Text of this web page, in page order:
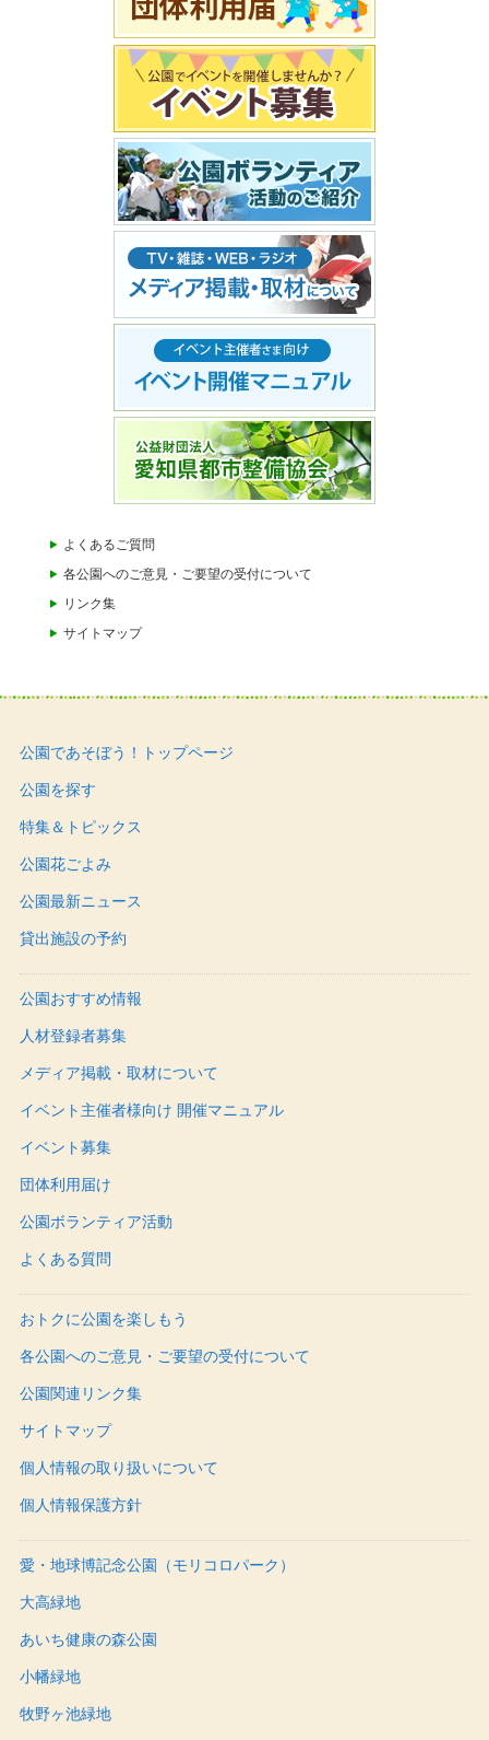
よくあるご質問
各公園へのご意見・ご要望の受付について
リンク集
サイトマップ
公園であそぼう！トップページ
公園を探す
特集＆トピックス
公園花ごよみ
公園最新ニュース
貸出施設の予約
公園おすすめ情報
人材登録者募集
メディア掲載・取材について
イベント主催者様向け 開催マニュアル
イベント募集
団体利用届け
公園ボランティア活動
よくある質問
おトクに公園を楽しもう
各公園へのご意見・ご要望の受付について
公園関連リンク集
サイトマップ
個人情報の取り扱いについて
個人情報保護方針
愛・地球博記念公園（モリコロパーク）
大高緑地
あいち健康の森公園
小幡緑地
牧野ヶ池緑地